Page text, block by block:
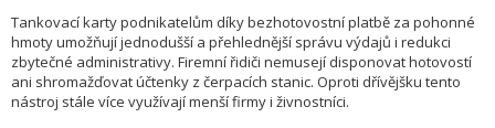
Tankovací karty podnikatelům díky bezhotovostní platbě za pohonné
hmoty umožňují jednodušší a přehlednější správu výdajů i redukci
zbytečné administrativy. Firemní řidiči nemusejí disponovat hotovostí
ani shromažďovat účtenky z čerpacích stanic. Oproti dřívějšku tento
nástroj stále více využívají menší firmy i živnostníci.